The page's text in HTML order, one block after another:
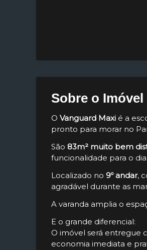
Sobre o Imóvel
OVanguard Maxi é a
pronto para morar no
São 83m² muito bem
funcionalidade para o dia
Localizado no 9º andar,
agradável durante as
A varanda amplia o
E o grande diferencial:
O imóvel será entregue
economia imediata e